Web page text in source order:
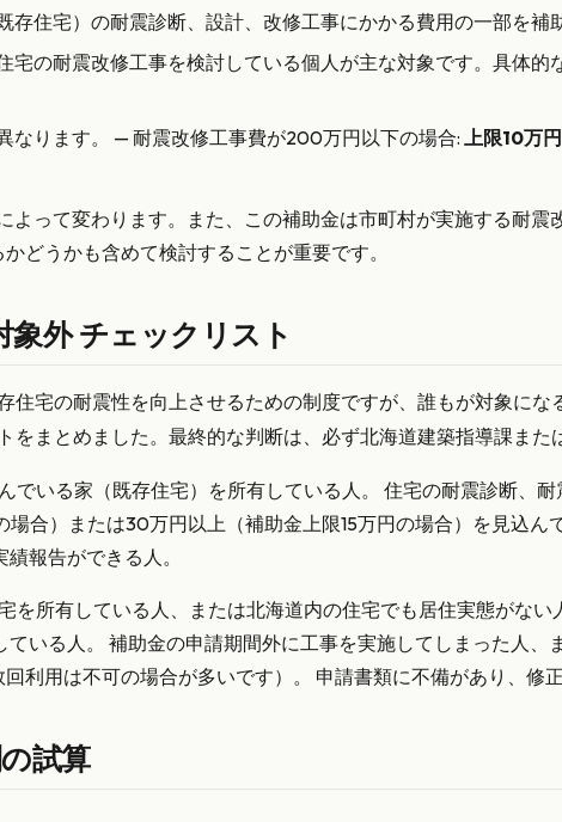
存住宅）の耐震診断、設計、改修工事にかかる費用の一部を補
宅の耐震改修工事を検討している個人が主な対象です。具体
なります。 — 耐震改修工事費が200万円以下の場合: 上限10万円
よって変わります。また、この補助金は市町村が実施する耐
どうかも含めて検討することが重要です。
外 チェックリスト
住宅の耐震性を向上させるための制度ですが、誰もが対象に
まとめました。最終的な判断は、必ず北海道建築指導課また
でいる家（既存住宅）を所有している人。 住宅の耐震診断、
合）または30万円以上（補助金上限15万円の場合）を見込
報告ができる人。
を所有している人、または北海道内の住宅でも居住実態がな
いる人。 補助金の申請期間外に工事を実施してしまった人
利用は不可の場合が多いです）。 申請書類に不備があり、修正
試算